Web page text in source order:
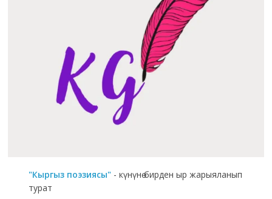
"Кыргыз поэзиясы" - күнүнө бирден ыр жарыяланып
турат